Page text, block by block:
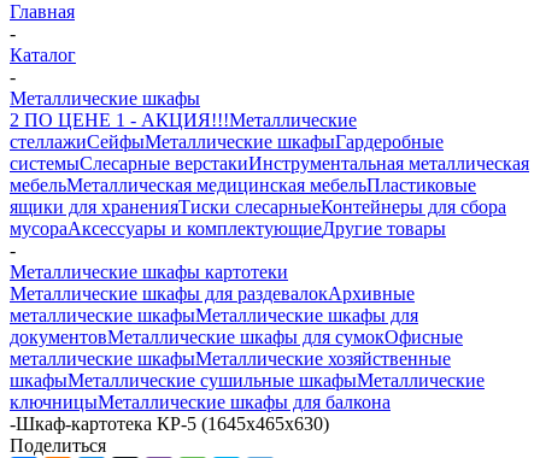
Главная
-
Каталог
-
Металлические шкафы
2 ПО ЦЕНЕ 1 - АКЦИЯ!!!Металлические
стеллажиСейфыМеталлические шкафыГардеробные
системыСлесарные верстакиИнструментальная металлическая
мебельМеталлическая медицинская мебельПластиковые
ящики для храненияТиски слесарныеКонтейнеры для сбора
мусораАксессуары и комплектующиеДругие товары
-
Металлические шкафы картотеки
Металлические шкафы для раздевалокАрхивные
металлические шкафыМеталлические шкафы для
документовМеталлические шкафы для сумокОфисные
металлические шкафыМеталлические хозяйственные
шкафыМеталлические сушильные шкафыМеталлические
ключницыМеталлические шкафы для балкона
-Шкаф-картотека КР-5 (1645x465x630)
Поделиться